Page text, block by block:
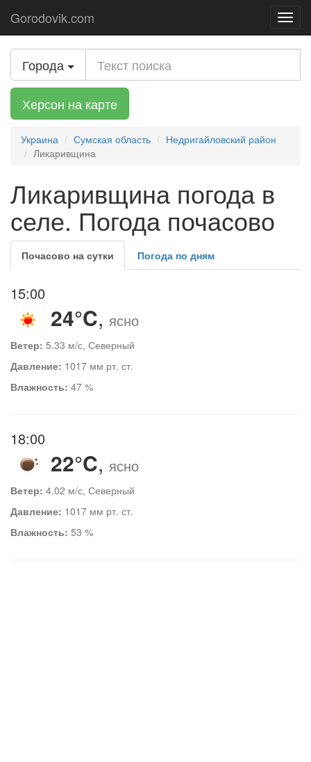
Gorodovik.com
Города
Херсон на карте
Украина Сумская область
Недригайловский район
Ликаривщина
Ликаривщина погода в
селе. Погода почасово
Почасово на сутки Погода по дням
15:00
24°C, ясно
Ветер: 5.33 м/с, Северный
Давление: 1017 мм рт. ст.
Влажность: 47 %
18:00
22°C, ясно
Ветер: 4.02 м/с, Северный
Давление: 1017 мм рт. ст.
Влажность: 53 %